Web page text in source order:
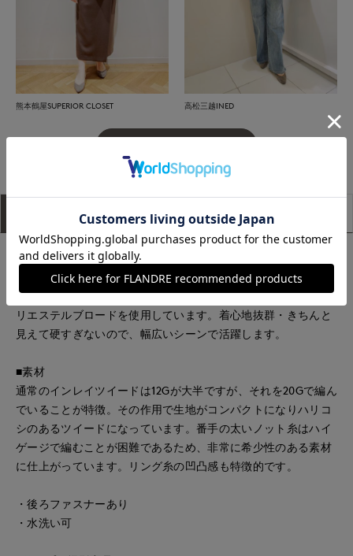
熊本鶴屋SUPERIOR CLOSET 高松三越INED
アイテム説明 サイズ詳細
■デザイン
一枚でレイヤード風に見えるプルオーバーです。身頃部分はツ
イード調のジャージー素材、袖には非常にソフトな風合いのポ
リエステルブロードを使用しています。着心地抜群・きちんと
見えて硬すぎないので、幅広いシーンで活躍します。
■素材
通常のインレイツイードは12Gが大半ですが、それを20Gで編ん
でいることが特徴。その作用で生地がコンパクトになりハリコ
シのあるツイードになっています。番手の太いノット糸はハイ
ゲージで編むことが困難であるため、非常に希少性のある素材
に仕上がっています。リング糸の凹凸感も特徴的です。
・後ろファスナーあり
・水洗い可